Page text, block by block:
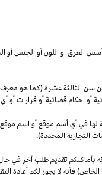
أسس العرق او اللون أو الجنس أو
الثالثة عشرة (كما هو معرف
أو احكام قضائية أو قرارات
لها في أي أسم موقع أو اسم
التجارية المحددة).
بأماكنكم تقديم طلب أخر في
الخاص)فأنه لا يجوز لكم أعادة